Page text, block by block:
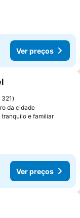
Ver preços
favoritos
321
da cidade
e familiarVer
Ver preços
favoritos